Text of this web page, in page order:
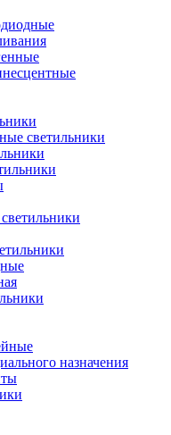
светильники
назначения